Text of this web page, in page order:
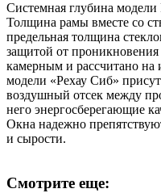
Системная глубина модели
Толщина рамы вместе со
предельная толщина
защитой от
камерным и рассчитано на
модели «Рехау Сиб»
воздушный отсек между
него энергосберегающие
Окна надежно
и сырости.
Смотрите еще: